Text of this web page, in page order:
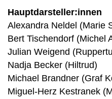
Hauptdarsteller:innen
Alexandra Neldel (Marie
Bert Tischendorf (Michel
Julian Weigend
Nadja Becker (Hiltrud)
Michael Brandner (Graf
Miguel-Herz Kestranek